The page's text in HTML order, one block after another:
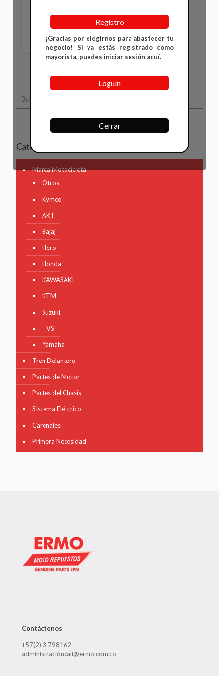
Inicia sesión para ver
precios
Categorías
Marca Motocicleta
Otros
Kymco
AKT
Bajaj
Hero
Honda
KAWASAKI
KTM
Suzuki
TVS
Yamaha
Tren Delantero
Partes de Motor
Partes del Chasis
SIstema Eléctrico
Carenajes
Primera Necesidad
Contáctenos
+57(2) 3 798162
administracióncali@ermo.com.co
Regístro
¡Gracias por elegirnos para abastecer tu
negocio! Si ya estás registrado como
mayorista, puedes iniciar sesión aquí.
Loguín
Cerrar